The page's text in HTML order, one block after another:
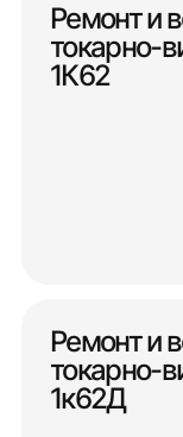
Ремонт и
токарно-
1К62
Ремонт и
токарно-
1к62Д